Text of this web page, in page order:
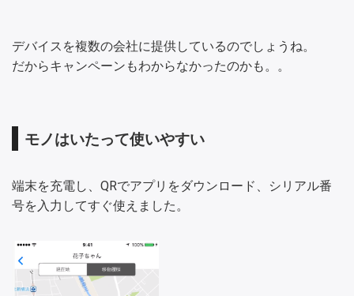
デバイスを複数の会社に提供しているのでしょうね。
だからキャンペーンもわからなかったのかも。。
モノはいたって使いやすい
端末を充電し、QRでアプリをダウンロード、シリアル番
号を入力してすぐ使えました。